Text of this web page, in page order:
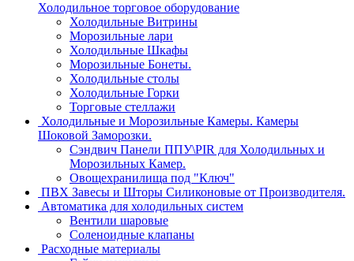
Холодильное торговое оборудование
Холодильные Витрины
Морозильные лари
Холодильные Шкафы
Морозильные Бонеты.
Холодильные столы
Холодильные Горки
Торговые стеллажи
Холодильные и Морозильные Камеры. Камеры
Шоковой Заморозки.
Сэндвич Панели ППУ\PIR для Холодильных и
Морозильных Камер.
Овощехранилища под "Ключ"
ПВХ Завесы и Шторы Силиконовые от Производителя.
Автоматика для холодильных систем
Вентили шаровые
Соленоидные клапаны
Расходные материалы